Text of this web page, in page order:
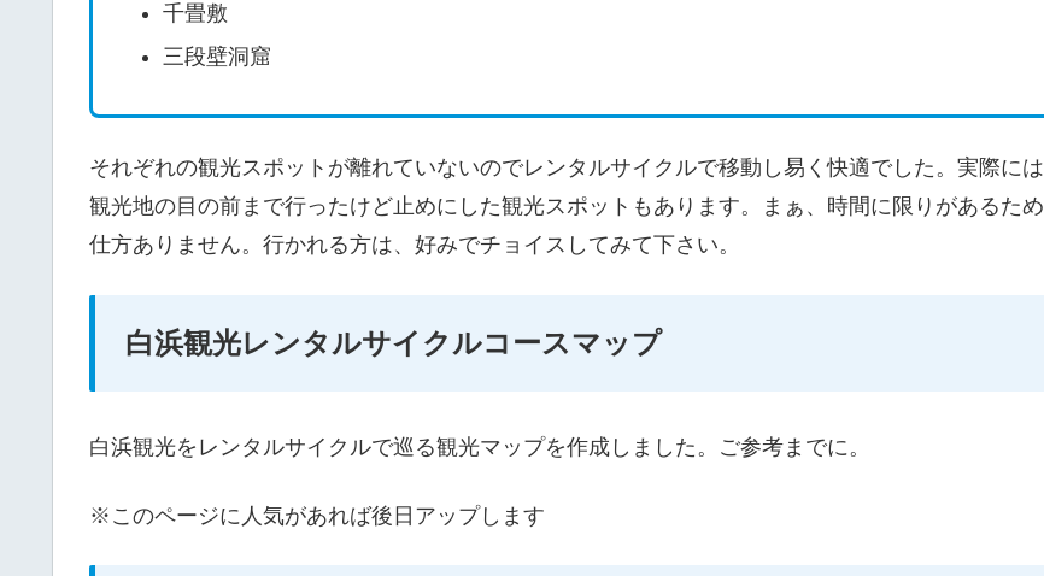
千畳敷
三段壁洞窟
それぞれの観光スポットが離れていないのでレンタルサイクルで移動し易く快適でした。実際には
観光地の目の前まで行ったけど止めにした観光スポットもあります。まぁ、時間に限りがあるため
仕方ありません。行かれる方は、好みでチョイスしてみて下さい。
白浜観光レンタルサイクルコースマップ
白浜観光をレンタルサイクルで巡る観光マップを作成しました。ご参考までに。
※このページに人気があれば後日アップします